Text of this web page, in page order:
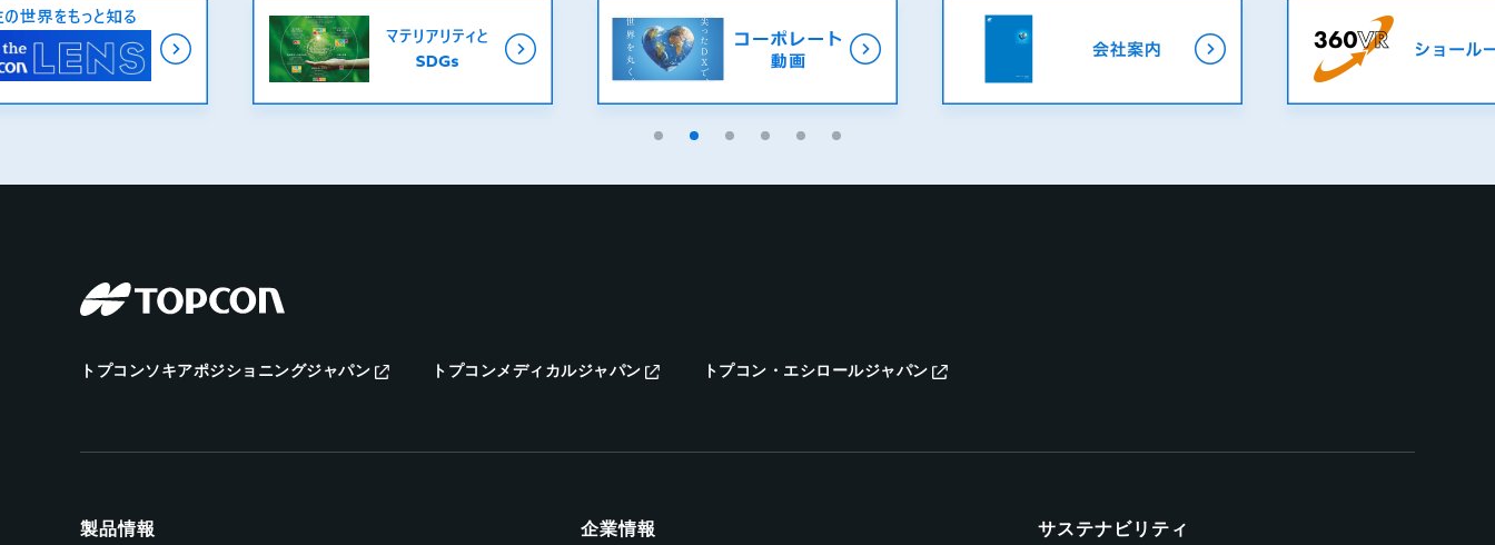
トプコンソキアポジショニングジャパン トプコンメディカルジャパン トプコン・エシロールジャパン
製品情報 企業情報 サステナビリティ